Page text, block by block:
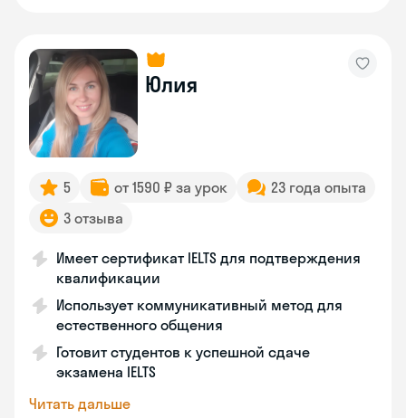
Юлия
5 от 1590 ₽ за урок
23 года опыта
3 отзыва
Имеет сертификат IELTS для подтверждения
квалификации
Использует коммуникативный метод для
естественного общения
Готовит студентов к успешной сдаче
экзамена IELTS
Читать дальше